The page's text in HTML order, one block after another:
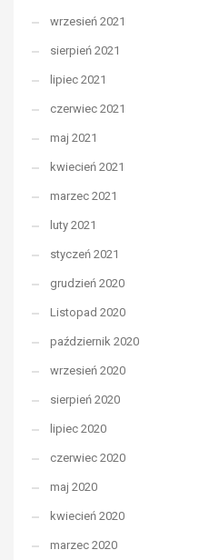
wrzesień 2021
sierpień 2021
lipiec 2021
czerwiec 2021
maj 2021
kwiecień 2021
marzec 2021
luty 2021
styczeń 2021
grudzień 2020
Listopad 2020
październik 2020
wrzesień 2020
sierpień 2020
lipiec 2020
czerwiec 2020
maj 2020
kwiecień 2020
marzec 2020